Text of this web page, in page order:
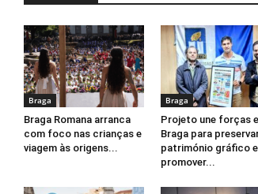
Braga
Braga Romana arranca
com foco nas crianças e
viagem às origens...
Braga
Projeto une forças
Braga para
património gráfico e
promover...